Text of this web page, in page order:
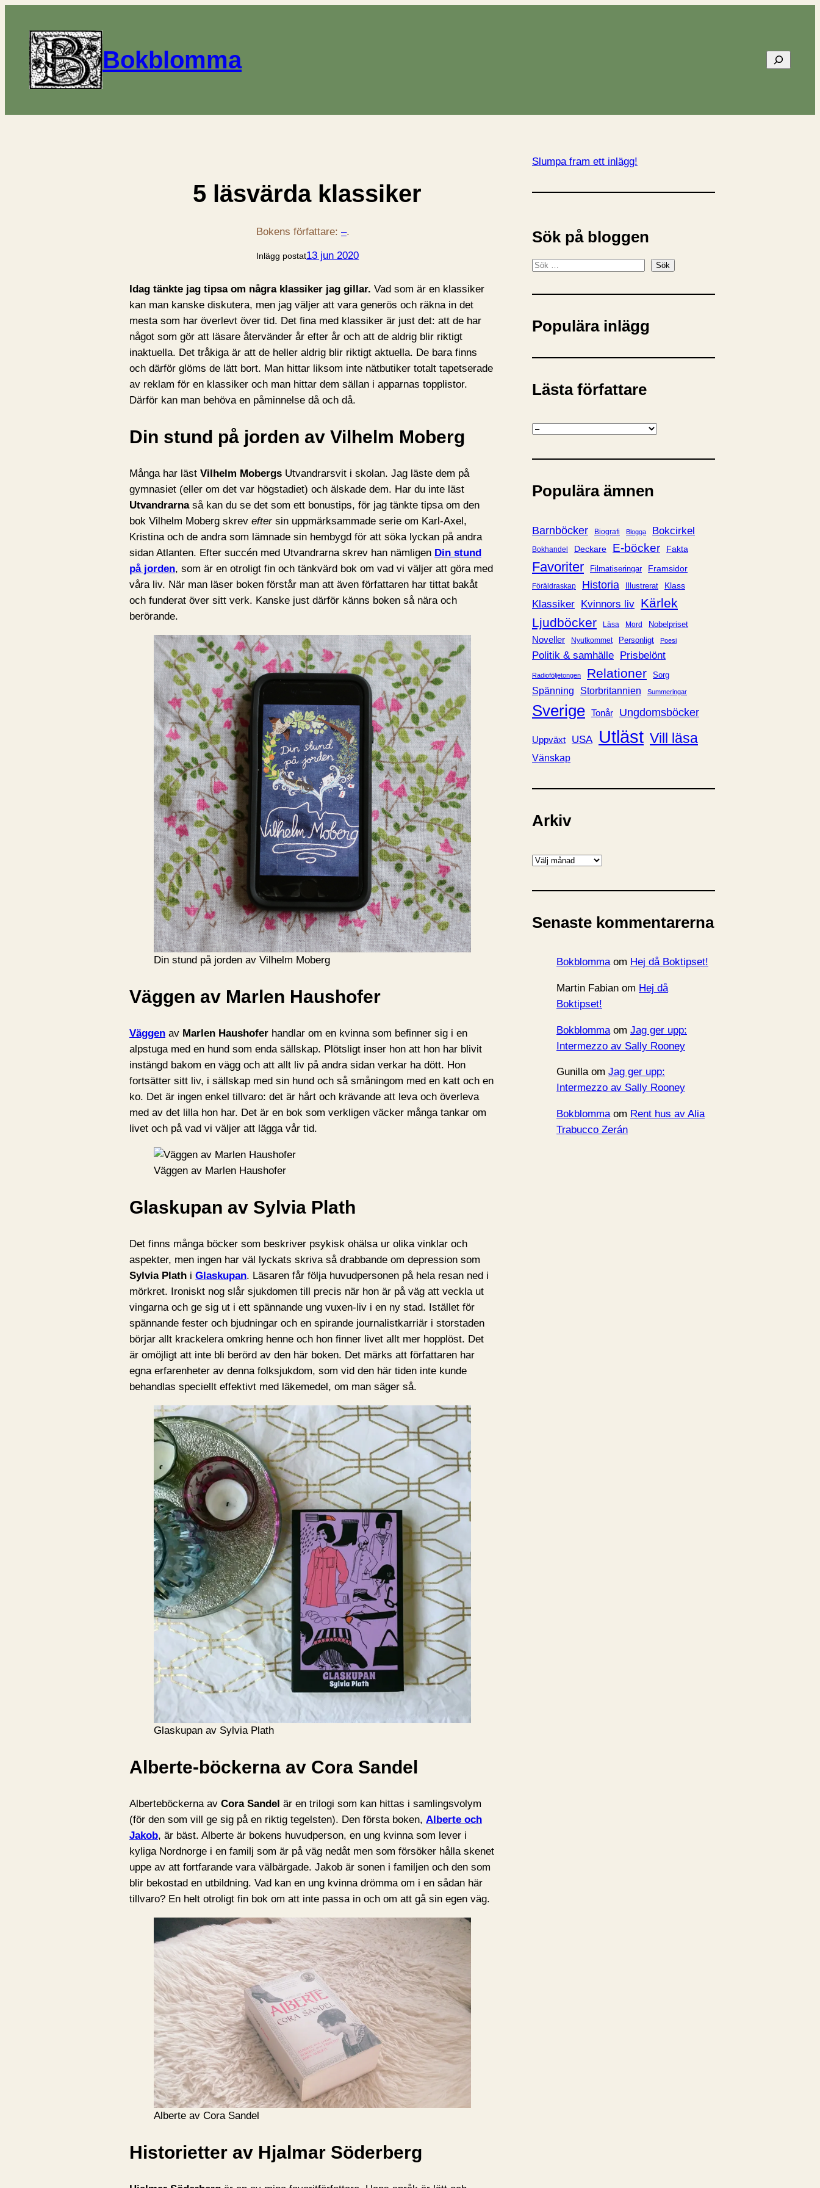
Bokblomma Sök
5 läsvärda klassiker
Bokens författare: –.
Inlägg postat13 jun 2020
Idag tänkte jag tipsa om några klassiker jag gillar. Vad som är en klassiker
kan man kanske diskutera, men jag väljer att vara generös och räkna in det
mesta som har överlevt över tid. Det fina med klassiker är just det: att de har
något som gör att läsare återvänder år efter år och att de aldrig blir riktigt
inaktuella. Det tråkiga är att de heller aldrig blir riktigt aktuella. De bara finns
och därför glöms de lätt bort. Man hittar liksom inte nätbutiker totalt tapetserade
av reklam för en klassiker och man hittar dem sällan i apparnas topplistor.
Därför kan man behöva en påminnelse då och då.
Din stund på jorden av Vilhelm Moberg
Många har läst Vilhelm Mobergs Utvandrarsvit i skolan. Jag läste dem på
gymnasiet (eller om det var högstadiet) och älskade dem. Har du inte läst
Utvandrarnaså kan du se det som ett bonustips, för jag tänkte tipsa om den
bok Vilhelm Moberg skrev eftersin uppmärksammade serie om Karl-Axel,
Kristina och de andra som lämnade sin hembygd för att söka lyckan på andra
sidan Atlanten. Efter succén med Utvandrarna skrev han nämligen Din stund
på jorden, som är en otroligt fin och tänkvärd bok om vad vi väljer att göra med
våra liv. När man läser boken förstår man att även författaren har tittat bakåt
och funderat över sitt verk. Kanske just därför känns boken så nära och
berörande.
Din stund på jorden av Vilhelm Moberg
Väggen av Marlen Haushofer
Väggen av Marlen Haushofer handlar om en kvinna som befinner sig i en
alpstuga med en hund som enda sällskap. Plötsligt inser hon att hon har blivit
instängd bakom en vägg och att allt liv på andra sidan verkar ha dött. Hon
fortsätter sitt liv, i sällskap med sin hund och så småningom med en katt och en
ko. Det är ingen enkel tillvaro: det är hårt och krävande att leva och överleva
med av det lilla hon har. Det är en bok som verkligen väcker många tankar om
livet och på vad vi väljer att lägga vår tid.
Väggen av Marlen Haushofer
Glaskupan av Sylvia Plath
Det finns många böcker som beskriver psykisk ohälsa ur olika vinklar och
aspekter, men ingen har väl lyckats skriva så drabbande om depression som
Sylvia Plath i Glaskupan. Läsaren får följa huvudpersonen på hela resan ned i
mörkret. Ironiskt nog slår sjukdomen till precis när hon är på väg att veckla ut
vingarna och ge sig ut i ett spännande ung vuxen-liv i en ny stad. Istället för
spännande fester och bjudningar och en spirande journalistkarriär i storstaden
börjar allt krackelera omkring henne och hon finner livet allt mer hopplöst. Det
är omöjligt att inte bli berörd av den här boken. Det märks att författaren har
egna erfarenheter av denna folksjukdom, som vid den här tiden inte kunde
behandlas speciellt effektivt med läkemedel, om man säger så.
Glaskupan av Sylvia Plath
Alberte-böckerna av Cora Sandel
Alberteböckerna av Cora Sandel är en trilogi som kan hittas i samlingsvolym
(för den som vill ge sig på en riktig tegelsten). Den första boken, Alberte och
Jakob, är bäst. Alberte är bokens huvudperson, en ung kvinna som lever i
kyliga Nordnorge i en familj som är på väg nedåt men som försöker hålla skenet
uppe av att fortfarande vara välbärgade. Jakob är sonen i familjen och den som
blir bekostad en utbildning. Vad kan en ung kvinna drömma om i en sådan här
tillvaro? En helt otroligt fin bok om att inte passa in och om att gå sin egen väg.
Alberte av Cora Sandel
Historietter av Hjalmar Söderberg
Slumpa fram ett inlägg!
Sök på bloggen
S
k
Sök
Populära inlägg
Lästa författare
K
t
g
i
e
r
Populära ämnen
Barnböcker Biografi Blogga Bokcirkel
Bokhandel Deckare E-böcker Fakta
Favoriter Filmatiseringar Framsidor
Föräldraskap Historia Illustrerat Klass
Klassiker Kvinnors liv Kärlek
Ljudböcker
Läsa Mord Nobelpriset
Noveller Nyutkommet Personligt Poesi
Politik & samhälle Prisbelönt
Radioföljetongen Relationer Sorg
Spänning Storbritannien Summeringar
Sverige Tonår Ungdomsböcker
Uppväxt USA Utläst Vill läsa
Vänskap
Arkiv
A
k
v
Senaste kommentarerna
Bokblommaom Hej då Boktipset!
Martin Fabian om Hej då
Boktipset!
Bokblomma om Jag ger upp:
Intermezzo av Sally Rooney
Gunillaom Jag ger upp:
Intermezzo av Sally Rooney
Bokblommaom Rent hus av Alia
Trabucco Zerán